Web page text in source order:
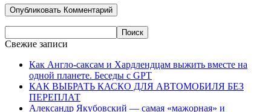
Свежие записи
Как Англо-саксам и Хардлендцам выжить вместе на
одной планете. Беседы с GPT
КАК ВЫБРАТЬ КАСКО ДЛЯ АВТОМОБИЛЯ БЕЗ
ПЕРЕПЛАТ
Александр Якубовский — самая «мажорная» и